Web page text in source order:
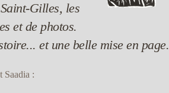
Gilles, les
et de photos.
et une belle mise en page.
Saadia :